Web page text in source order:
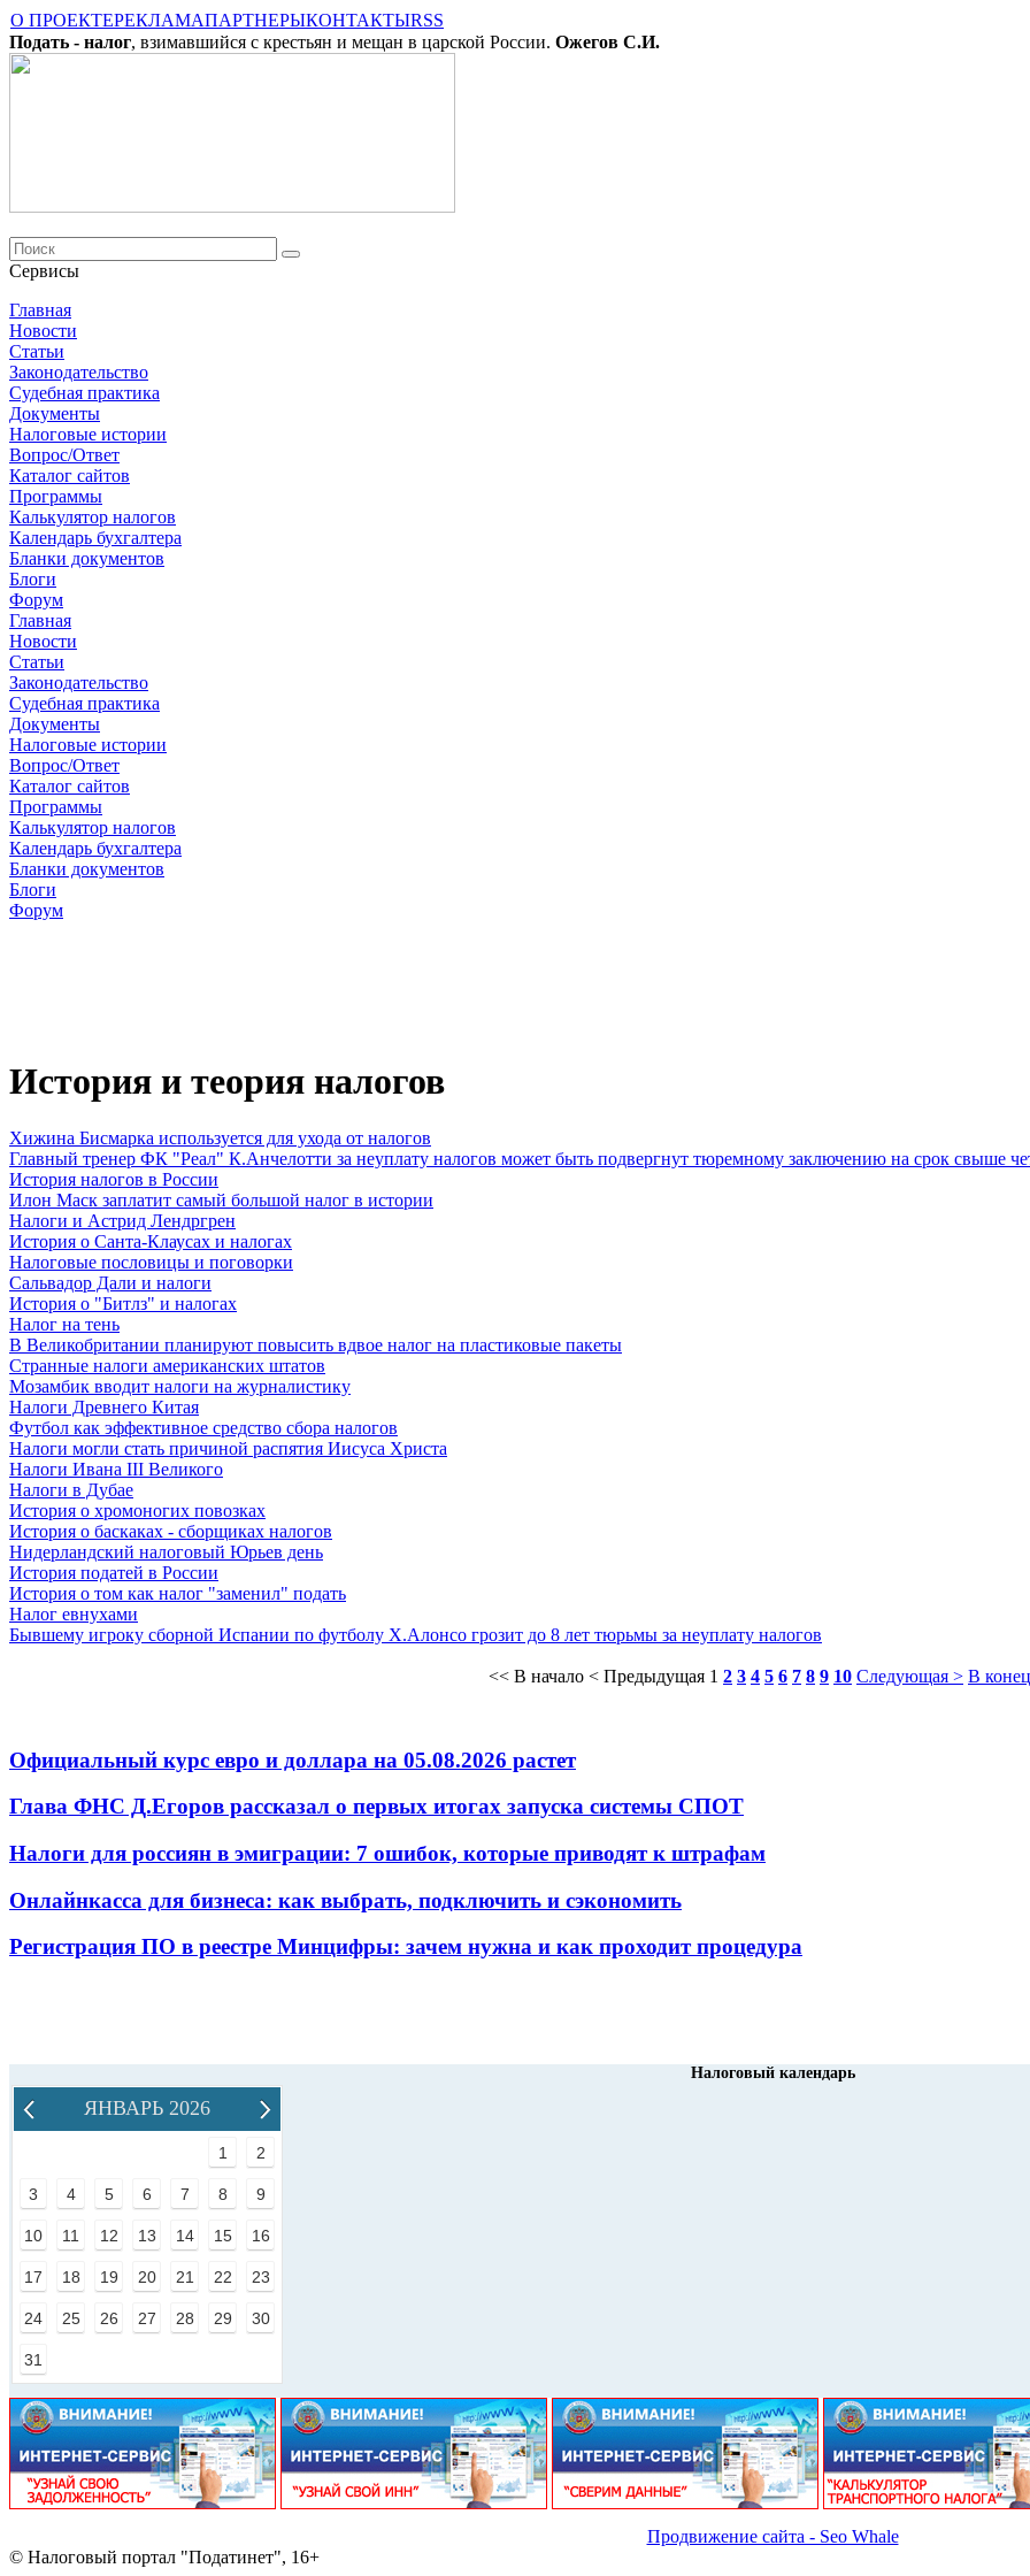
О ПРОЕКТЕРЕКЛАМАПАРТНЕРЫКОНТАКТЫRSS
Подать - налог, взимавшийся с крестьян и мещан в царской России. Ожегов С.И.
Сервисы
Главная
Новости
Cтатьи
Законодательство
Судебная практика
Документы
Налоговые истории
Вопрос/Ответ
Каталог сайтов
Программы
Калькулятор налогов
Календарь бухгалтера
Бланки документов
Блоги
Форум
Главная
Новости
Cтатьи
Законодательство
Судебная практика
Документы
Налоговые истории
Вопрос/Ответ
Каталог сайтов
Программы
Калькулятор налогов
Календарь бухгалтера
Бланки документов
Блоги
Форум
История и теория налогов
Хижина Бисмарка используется для ухода от налогов
Главный тренер ФК "Реал" К.Анчелотти за неуплату налогов может быть подвергнут тюремному заключению на срок свыше
История налогов в России
Илон Маск заплатит самый большой налог в истории
Налоги и Астрид Лендргрен
История о Санта-Клаусах и налогах
Налоговые пословицы и поговорки
Сальвадор Дали и налоги
История о "Битлз" и налогах
Налог на тень
В Великобритании планируют повысить вдвое налог на пластиковые пакеты
Странные налоги американских штатов
Мозамбик вводит налоги на журналистику
Налоги Древнего Китая
Футбол как эффективное средство сбора налогов
Налоги могли стать причиной распятия Иисуса Христа
Налоги Ивана III Великого
Налоги в Дубае
История о хромоногих повозках
История о баскаках - сборщиках налогов
Нидерландский налоговый Юрьев день
История податей в России
История о том как налог "заменил" подать
Налог евнухами
Бывшему игроку сборной Испании по футболу Х.Алонсо грозит до 8 лет тюрьмы за неуплату налогов
<< В начало < Предыдущая 1 2 3 4 5 6 7 8 9 10 Следующая > В
Официальный курс евро и доллара на 05.08.2026 растет
Глава ФНС Д.Егоров рассказал о первых итогах запуска системы СПОТ
Налоги для россиян в эмиграции: 7 ошибок, которые приводят к штрафам
Онлайнкасса для бизнеса: как выбрать, подключить и сэкономить
Регистрация ПО в реестре Минцифры: зачем нужна и как проходит процедура
Налоговый календарь
ЯНВАРЬ 2026
1 2
3 4 5 6 7 8 9
10 11 12 13 14 15 16
17 18 19 20 21 22 23
24 25 26 27 28 29 30
31
Продвижение сайта - Seo Whale
© Налоговый портал "Податинет", 16+